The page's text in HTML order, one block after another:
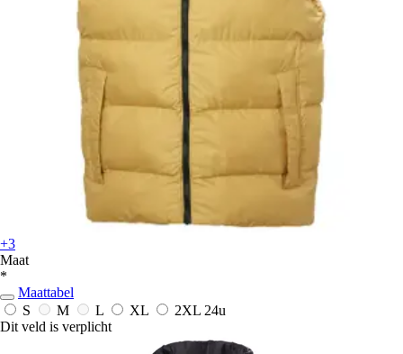
+3
Maat
*
Maattabel
S
M L XL 2XL 24u
Dit veld is verplicht